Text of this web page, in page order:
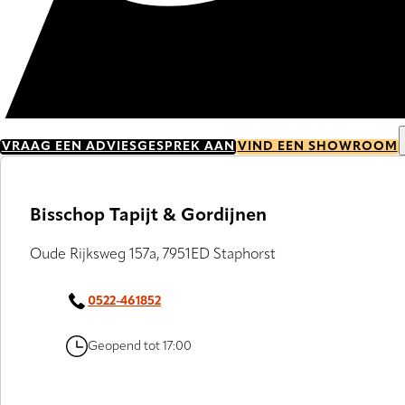
VRAAG EEN ADVIESGESPREK AAN VIND EEN SHOWROOM
Bisschop Tapijt & Gordijnen
Oude Rijksweg 157a, 7951ED Staphorst
0522-461852
Geopend tot 17:00